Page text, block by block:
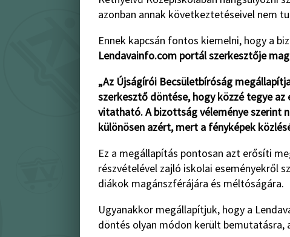
azonban annak következtetéseivel nem
Ennek kapcsán fontos kiemelni, hogy a
Lendavainfo.com portál szerkesztője
„Az Újságírói Becsületbíróság
szerkesztő döntése, hogy közzé tegye
vitatható. A bizottság véleménye szerint
különösen azért, mert a fényképek
Ez a megállapítás pontosan azt erősíti
részvételével zajló iskolai eseményekről
diákok magánszférájára és méltóságára.
Ugyanakkor megállapítjuk, hogy a
döntés olyan módon került bemutatásra,